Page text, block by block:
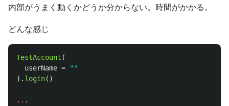
内部がうまく動くかどうか分からない。時間がかかる。
どんな感じ
TestAccount (
userName =
""
). login()
.. .